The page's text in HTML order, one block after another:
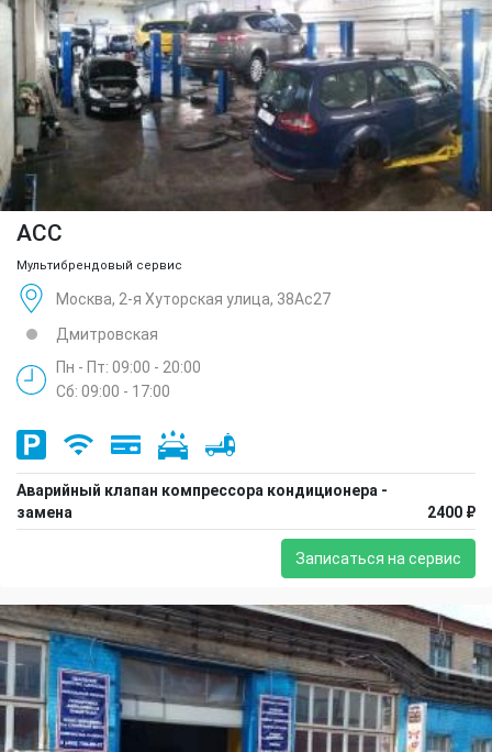
ACC
Мультибрендовый сервис
Москва, 2-я Хуторская улица, 38Ас27
Дмитровская
Пн - Пт: 09:00 - 20:00
Сб: 09:00 - 17:00
Аварийный клапан компрессора кондиционера -
замена
2400 ₽
Записаться на сервис